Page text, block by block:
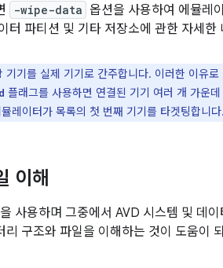
-wipe-data 옵션을 사용하여 에뮬레
터 파티션 및 기타 저장소에 관한 자세한
기기를 실제 기기로 간주합니다. 이러한 이유로
플래그를 사용하면 연결된 기기 여러 개 가운
레이터가 목록의 첫 번째 기기를 타겟팅합니다.
이해
사용하며 그중에서 AVD 시스템 및 데
리 구조와 파일을 이해하는 것이 도움이